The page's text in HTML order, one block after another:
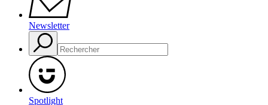
Newsletter
Spotlight